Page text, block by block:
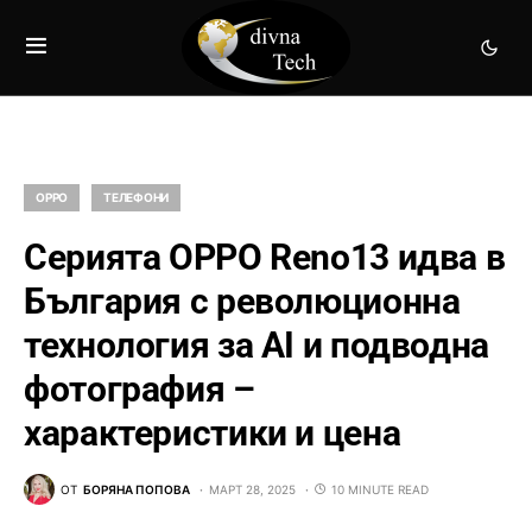
OPPO ТЕЛЕФОНИ
Серията OPPO Reno13 идва в
България с революционна
технология за AI и подводна
фотография –
характеристики и цена
ОТ БОРЯНА ПОПОВА МАРТ 28, 2025 10 MINUTE READ